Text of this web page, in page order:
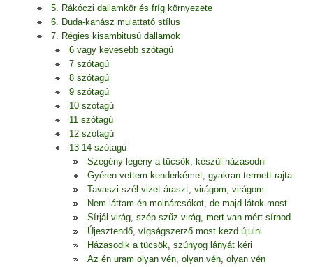
5. Rákóczi dallamkör és fríg környezete
6. Duda-kanász mulattató stílus
7. Régies kisambitusú dallamok
6 vagy kevesebb szótagú
7 szótagú
8 szótagú
9 szótagú
10 szótagú
11 szótagú
12 szótagú
13-14 szótagú
Szegény legény a tücsök, készül házasodni
Gyéren vettem kenderkémet, gyakran termett rajta
Tavaszi szél vizet áraszt, virágom, virágom
Nem láttam én molnárcsókot, de majd látok most
Sírjál virág, szép szűz virág, mert van mért sírnod
Újesztendő, vígságszerző most kezd újulni
Házasodik a tücsök, szúnyog lányát kéri
Az én uram olyan vén, olyan vén, olyan vén